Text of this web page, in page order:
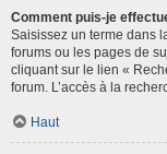
Comment puis-je
Saisissez un terme dans
forums ou les pages de
cliquant sur le lien «
forum. L’accès à la
Haut